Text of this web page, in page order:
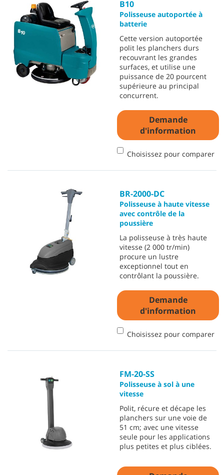
B10
Polisseuse autoportée à
batterie
Cette version autoportée
polit les planchers durs
recouvrant les grandes
surfaces, et utilise une
puissance de 20 pourcent
supérieure au principal
concurrent.
Demande
d'information
Choisissez pour comparer
BR-2000-DC
Polisseuse à haute vitesse
avec contrôle de la
poussière
La polisseuse à très haute
vitesse (2 000 tr/min)
procure un lustre
exceptionnel tout en
contrôlant la poussière.
Demande
d'information
Choisissez pour comparer
FM-20-SS
Polisseuse à sol à une
vitesse
Polit, récure et décape les
planchers sur une voie de
51 cm; avec une vitesse
seule pour les applications
plus petites et plus ciblées.